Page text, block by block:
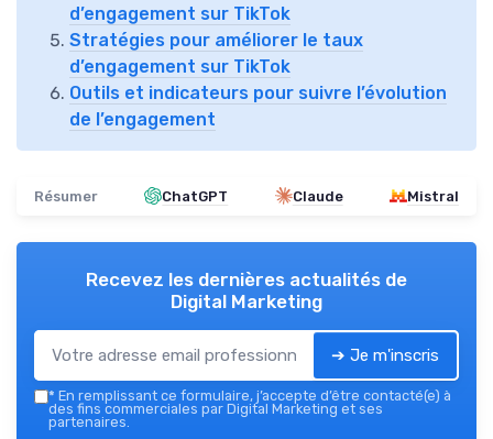
d’engagement sur TikTok
Stratégies pour améliorer le taux
d’engagement sur TikTok
Outils et indicateurs pour suivre l’évolution
de l’engagement
Résumer ChatGPT Claude Mistral
Recevez les dernières actualités de
Digital Marketing
➔ Je m'inscris
* En remplissant ce formulaire, j’accepte d’être contacté(e) à
des fins commerciales par Digital Marketing et ses
partenaires.